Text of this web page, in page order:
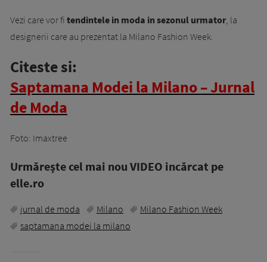
Vezi care vor fi tendintele in moda in sezonul urmator, la
designerii care au prezentat la Milano Fashion Week.
Citeste si:
Saptamana Modei la Milano – Jurnal
de Moda
Foto: Imaxtree
Urmăreşte cel mai nou VIDEO incărcat pe
elle.ro
jurnal de moda Milano
Milano Fashion Week
saptamana modei la milano